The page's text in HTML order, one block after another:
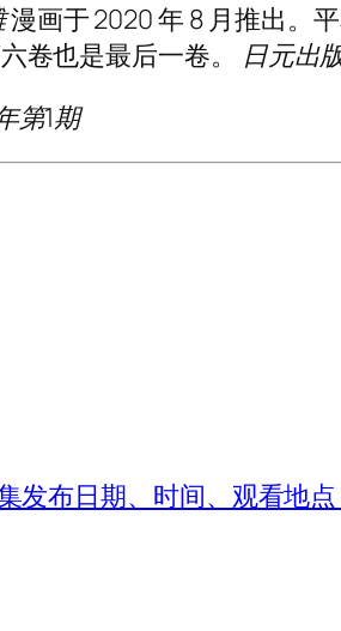
漫画于 2020 年 8 月推出。
卷也是最后一卷。
日元出
第1期
发布日期、时间、观看地